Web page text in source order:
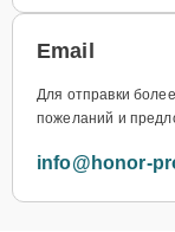
Email
Для отправки
пожеланий и
info@honor-